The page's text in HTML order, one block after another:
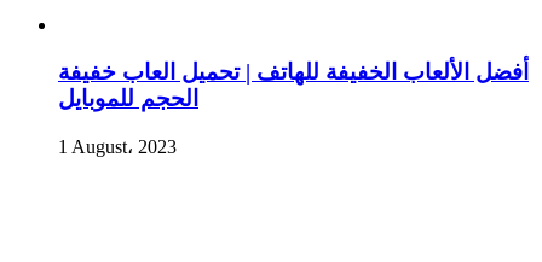
أفضل الألعاب الخفيفة للهاتف | تحميل العاب خفيفة
الحجم للموبايل
1 August، 2023